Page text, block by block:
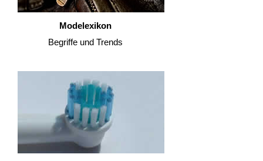
Modelexikon
Begriffe und Trends